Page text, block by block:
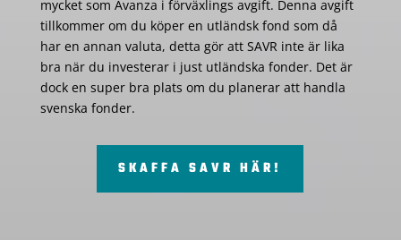
mycket som Avanza i förväxlings avgift. Denna avgift
tillkommer om du köper en utländsk fond som då
har en annan valuta, detta gör att SAVR inte är lika
bra när du investerar i just utländska fonder. Det är
dock en super bra plats om du planerar att handla
svenska fonder.
SKAFFA SAVR HÄR!